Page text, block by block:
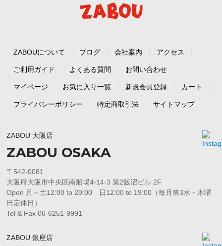
ZABOUについて ブログ 会社案内 アクセス
ご利用ガイド よくある質問 お問い合わせ
マイページ お気に入り一覧 新規会員登録 カート
プライバシーポリシー 特定商取引法 サイトマップ
ZABOU 大阪店
ZABOU OSAKA
〒542-0081
大阪府大阪市中央区南船場4-14-3 第2飯沼ビル 2F
Open 月～土12:00 to 20:00 日12:00 to 19:00（毎月第3水・木曜
日定休日）
Tel & Fax 06-6251-9991
ZABOU 銀座店